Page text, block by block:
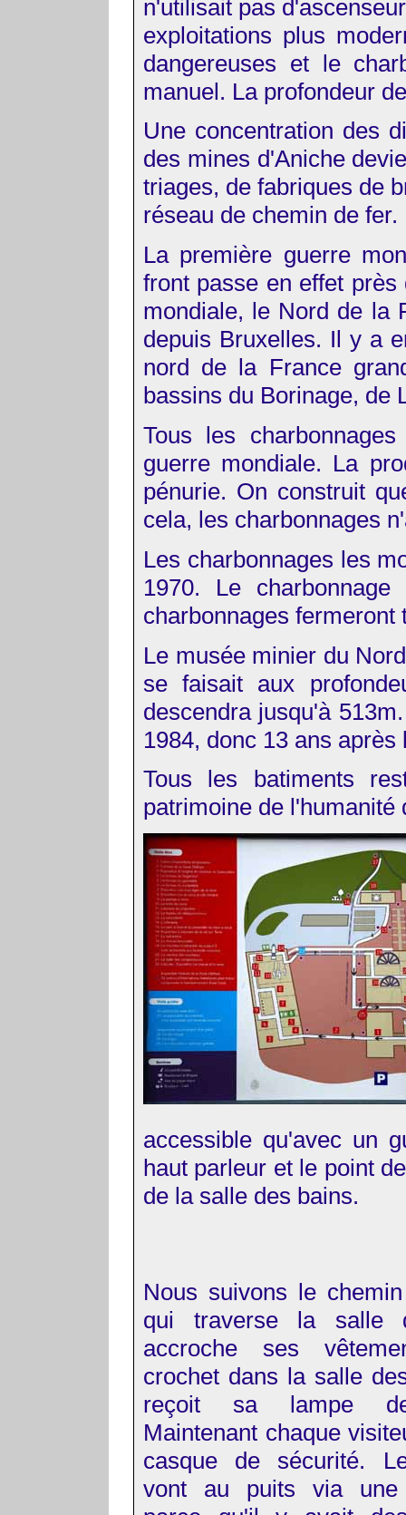
n'utilisait pas
exploitations plus
dangereuses et le
manuel. La profondeur
Une concentration des
des mines d'Aniche
triages, de fabriques de
réseau de chemin de fer.
La première guerre
front passe en effet
mondiale, le Nord de la
depuis Bruxelles. Il y a
nord de la France
bassins du Borinage, de
Tous les
guerre mondiale. La
pénurie. On construit
cela, les charbonnages
Les charbonnages les
1970. Le
charbonnages fermeront
Le musée minier du
se faisait aux
descendra jusqu'à
1984, donc 13 ans
Tous les batiments
patrimoine de l'humanité
accessible qu'avec un
haut parleur et le point
de la salle des bains.
Nous suivons le
qui traverse la salle
accroche ses
crochet dans la salle
reçoit sa lampe
Maintenant chaque
casque de sécurité.
vont au puits via une